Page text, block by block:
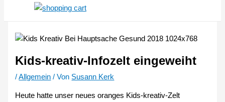
Kids-kreativ-Infozelt eingeweiht
/Allgemein / Von Susann Kerk
Heute hatte unser neues oranges Kids-kreativ-Zelt